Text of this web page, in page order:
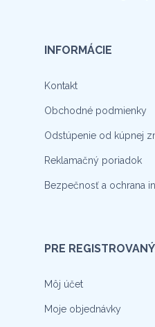
INFORMÁCIE
Kontakt
Obchodné podmienky
Odstúpenie od kúpnej
Reklamačný poriadok
Bezpečnosť a ochrana
PRE
Môj účet
Moje objednávky